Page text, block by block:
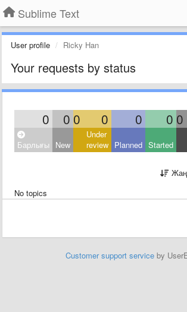
Sublime Text
User profile Ricky Han
Your requests by status
0 0 0 0 0 0 0
Барлығы New
Under
review Planned Started
No topics
Customer support service by